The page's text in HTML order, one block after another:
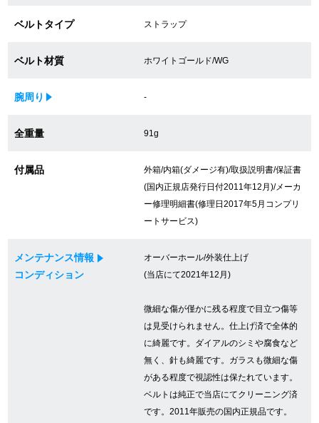
75%以上保証！中古商品高価買戻し
修理・メンテナンスをご希望の方
修理・メンテンナンスについて
ベルトタイプ ストラップ
ベルト材質 ホワイトゴールド/WG
腕周り -
全重量 91g
付属品
外箱/内箱(ダメージ有)/取扱説明書/保証書
(国内正規店発行日付2011年12月)/メーカ
ー修理明細書(修理日2017年5月コンプリ
ートサービス)
メンテナンス情報
コンディション
オーバーホール/外装仕上げ
(当店にて2021年12月)
微細な傷が僅かに残る程度で目立つ傷等
は見受けられません。仕上げ済で全体的
に綺麗です。ダイアルのシミや腐食など
無く、針も綺麗です。ガラスも微細な傷
がある程度で視認性は保たれています。
ベルトは純正で当店にてクリーニング済
です。2011年販売の国内正規品です。